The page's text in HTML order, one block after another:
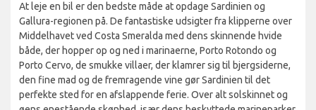
At leje en bil er den bedste måde at opdage Sardinien og
Gallura-regionen på. De fantastiske udsigter fra klipperne over
Middelhavet ved Costa Smeralda med dens skinnende hvide
både, der hopper op og ned i marinaerne, Porto Rotondo og
Porto Cervo, de smukke villaer, der klamrer sig til bjergsiderne,
den fine mad og de fremragende vine gør Sardinien til det
perfekte sted for en afslappende ferie. Over alt solskinnet og